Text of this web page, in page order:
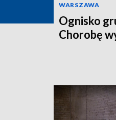
WARSZAWA
Ognisko
Chorobę